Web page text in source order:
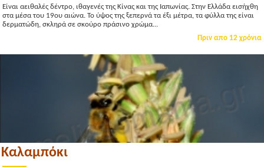
Είναι αειθαλές δέντρο, ιθαγενές της Κίνας και της Ιαπωνίας. Στην Ελλάδα εισήχθη
στα μέσα του 19ου αιώνα. Το ύψος της ξεπερνά τα έξι μέτρα, τα φύλλα της είναι
δερματώδη, σκληρά σε σκούρο πράσινο χρώμα...
Πριν απο 12 χρόνια
Καλαμπόκι